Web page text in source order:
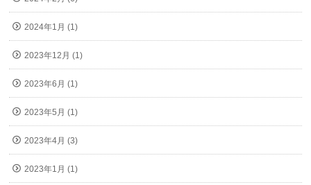
2024年1月 (1)
2023年12月 (1)
2023年6月 (1)
2023年5月 (1)
2023年4月 (3)
2023年1月 (1)